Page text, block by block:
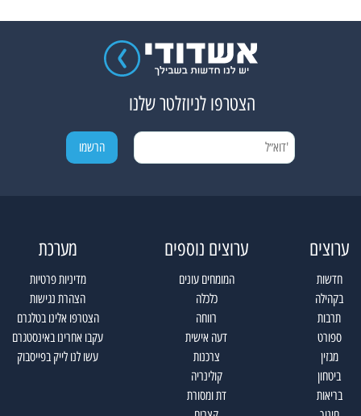
הצטרפו לניוזלטר שלנו
ערוצים
חדשות
בקהילה
תרבות
ספורט
מגזין
ביטחון
בריאות
ערוצים נוספים
המומחים עונים
כלכלה
רווחה
דעה אישית
צרכנות
קולינריה
דת ומסורת
מערכת
מדיניות פרטיות
הצהרת נגישות
הצטרפו אלינו בטלגרם
עקבו אחרינו באינסטגרם
עשו לנו לייק בפייסבוק